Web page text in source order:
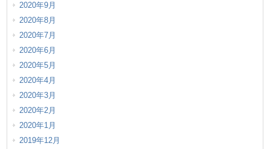
2020年9月
2020年8月
2020年7月
2020年6月
2020年5月
2020年4月
2020年3月
2020年2月
2020年1月
2019年12月